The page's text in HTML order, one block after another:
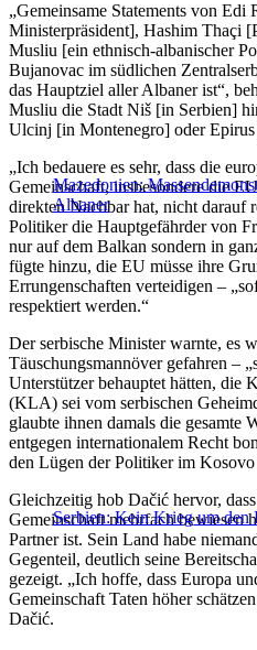
„Gemeinsame Statements von Edi
Ministerpräsident], Hashim Thaçi
Musliu [ein ethnisch-albanischer
Bujanovac im südlichen
das Hauptziel aller Albaner ist“,
Musliu die Stadt Niš [in Serbien]
Ulcinj [in Montenegro] oder
Mazedonien:
Albaner
„Ich bedauere es sehr, dass die
Gemeinschaft, insbesondere die
direkten Nachbar hat, nicht darauf
Politiker die Hauptgefährder von
nur auf dem Balkan sondern in
fügte hinzu, die EU müsse ihre
Errungenschaften verteidigen –
respektiert werden.“
Der serbische Minister warnte, es
Täuschungsmannöver gefahren –
Unterstützer behauptet hätten, die
(KLA) sei vom serbischen
glaubte ihnen damals die gesamte
entgegen internationalem Recht
den Lügen der Politiker im
Serbien: Kein Krieg um den
Gleichzeitig hob Dačić hervor,
Gemeinschaft mehrfach bewiesen
Partner ist. Sein Land habe
Gegenteil, deutlich seine
gezeigt. „Ich hoffe, dass Europa
Gemeinschaft Taten höher
Dačić.